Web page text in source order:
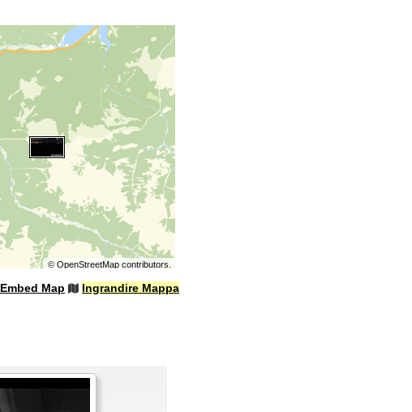
© OpenStreetMapcontributors.
Embed Map Ingrandire Mappa